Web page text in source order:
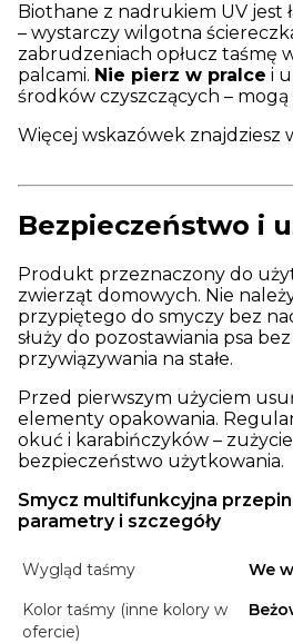
Biothane z nadrukiem UV jest
– wystarczy wilgotna
zabrudzeniach opłucz taśmę
palcami. Nie pierz w pralce i
środków czyszczących –
Więcej wskazówek znajdziesz
Bezpieczeństwo i
Produkt przeznaczony do
zwierząt domowych. Nie
przypiętego do smyczy bez
służy do pozostawiania psa
przywiązywania na stałe.
Przed pierwszym użyciem
elementy opakowania.
okuć i karabińczyków –
bezpieczeństwo użytkowania.
Smycz multifunkcyjna
parametry i szczegóły
Wygląd taśmy
We
Kolor taśmy (inne kolory w
ofercie)